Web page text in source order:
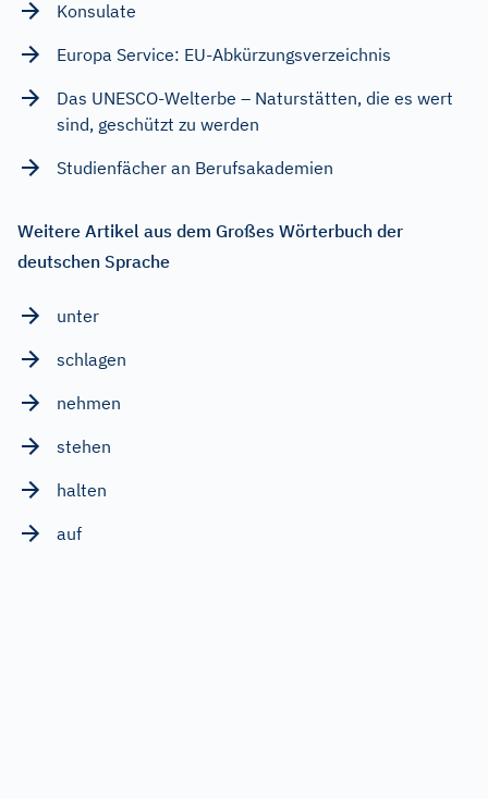
Konsulate
Europa Service: EU-Abkürzungsverzeichnis
Das UNESCO-Welterbe – Naturstätten, die es wert
sind, geschützt zu werden
Studienfächer an Berufsakademien
Weitere Artikel aus dem Großes Wörterbuch der
deutschen Sprache
unter
schlagen
nehmen
stehen
halten
auf